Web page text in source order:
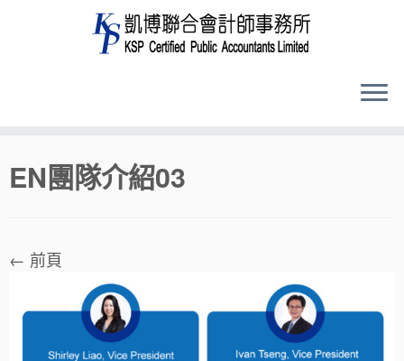
to
content
EN團隊介紹03
← 前頁